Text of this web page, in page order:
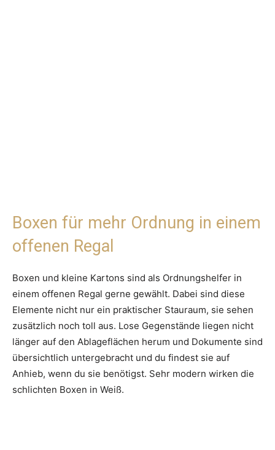
Boxen für mehr Ordnung in einem
offenen Regal
Boxen und kleine Kartons sind als Ordnungshelfer in
einem offenen Regal gerne gewählt. Dabei sind diese
Elemente nicht nur ein praktischer Stauraum, sie sehen
zusätzlich noch toll aus. Lose Gegenstände liegen nicht
länger auf den Ablageflächen herum und Dokumente sind
übersichtlich untergebracht und du findest sie auf
Anhieb, wenn du sie benötigst. Sehr modern wirken die
schlichten Boxen in Weiß.